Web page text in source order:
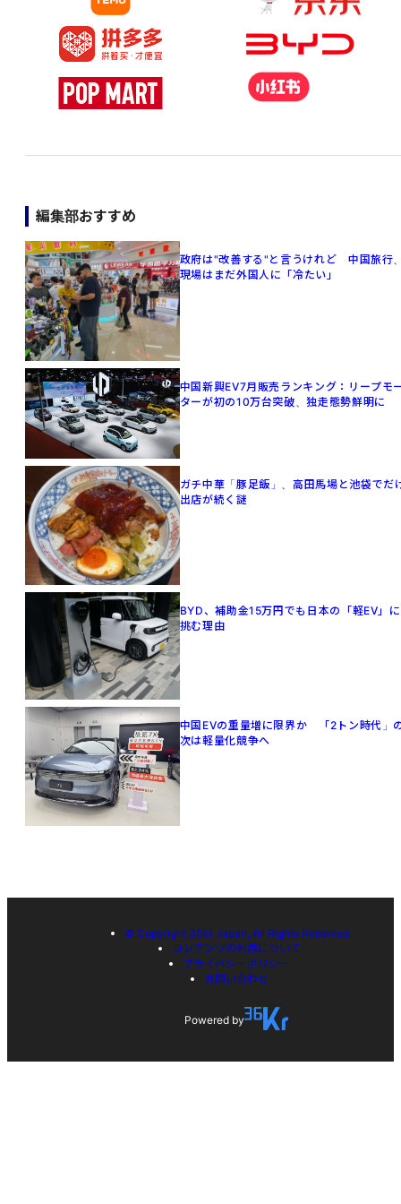
編集部おすすめ
政府は"改善する"と言うけれど 中国旅行
現場はまだ外国人に「冷たい」
中国新興EV7月販売ランキング：リープモ
ターが初の10万台突破、独走態勢鮮明に
ガチ中華「豚足飯」、高田馬場と池袋でだ
出店が続く謎
BYD、補助金15万円でも日本の「軽EV」に
挑む理由
中国EVの重量増に限界か 「2トン時代」
次は軽量化競争へ
© Copyright 36Kr Japan, All Rights Reserved
コンテンツの利用について
プライバシーポリシー
お問い合わせ
Powered by